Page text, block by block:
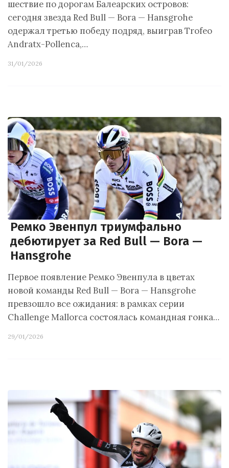
шествие по дорогам Балеарских островов:
сегодня звезда Red Bull — Bora — Hansgrohe
одержал третью победу подряд, выиграв Trofeo
Andratx-Pollenca,…
31/01/2026
Ремко Эвенпул триумфально
дебютирует за Red Bull — Bora —
Hansgrohe
Первое появление Ремко Эвенпула в цветах
новой команды Red Bull — Bora — Hansgrohe
превзошло все ожидания: в рамках серии
Challenge Mallorca состоялась командная гонка…
29/01/2026